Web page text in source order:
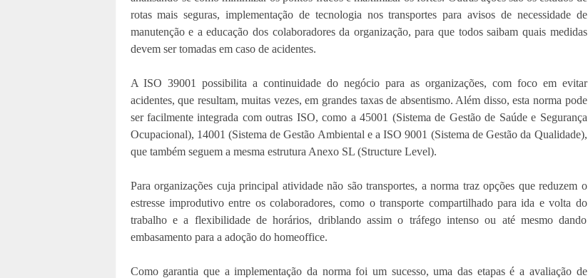
rotas mais seguras, implementação de tecnologia nos transportes para avisos de necessidade de
manutenção e a educação dos colaboradores da organização, para que todos saibam quais medidas
devem ser tomadas em caso de acidentes.
A ISO 39001 possibilita a continuidade do negócio para as organizações, com foco em evitar
acidentes, que resultam, muitas vezes, em grandes taxas de absentismo. Além disso, esta norma pode
ser facilmente integrada com outras ISO, como a 45001 (Sistema de Gestão de Saúde e Segurança
Ocupacional), 14001 (Sistema de Gestão Ambiental e a ISO 9001 (Sistema de Gestão da Qualidade),
que também seguem a mesma estrutura Anexo SL (Structure Level).
Para organizações cuja principal atividade não são transportes, a norma traz opções que reduzem o
estresse improdutivo entre os colaboradores, como o transporte compartilhado para ida e volta do
trabalho e a flexibilidade de horários, driblando assim o tráfego intenso ou até mesmo dando
embasamento para a adoção do homeoffice.
Como garantia que a implementação da norma foi um sucesso, uma das etapas é a avaliação de